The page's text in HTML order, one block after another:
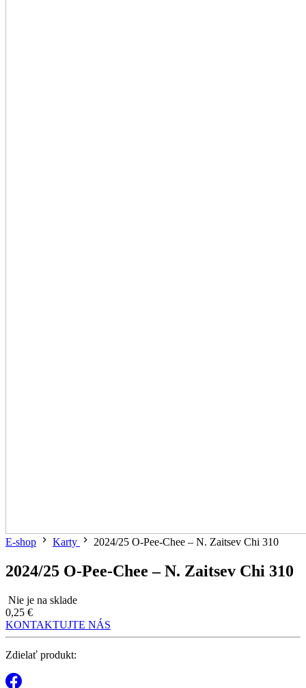
E-shop Karty 2024/25 O-Pee-Chee – N. Zaitsev Chi 310
2024/25 O-Pee-Chee – N. Zaitsev Chi 310
Nie je na sklade
0,25 €
KONTAKTUJTE NÁS
Zdielať produkt: